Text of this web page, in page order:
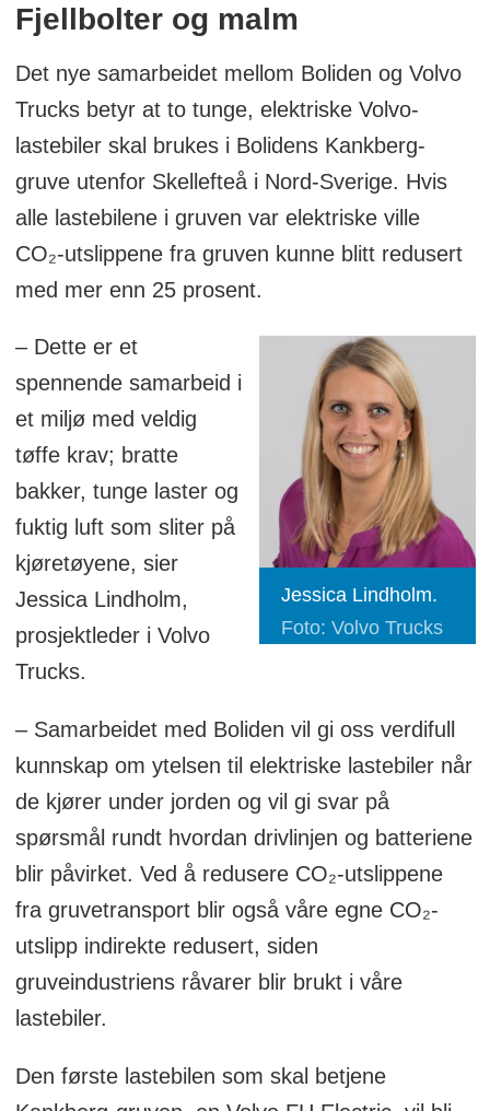
Fjellbolter og malm
Det nye samarbeidet mellom Boliden og Volvo
Trucks betyr at to tunge, elektriske Volvo-
lastebiler skal brukes i Bolidens Kankberg-
gruve utenfor Skellefteå i Nord-Sverige. Hvis
alle lastebilene i gruven var elektriske ville
CO₂-utslippene fra gruven kunne blitt redusert
med mer enn 25 prosent.
Jessica Lindholm.
Foto: Volvo Trucks
– Dette er et
spennende samarbeid i
et miljø med veldig
tøffe krav; bratte
bakker, tunge laster og
fuktig luft som sliter på
kjøretøyene, sier
Jessica Lindholm,
prosjektleder i Volvo
Trucks.
– Samarbeidet med Boliden vil gi oss verdifull
kunnskap om ytelsen til elektriske lastebiler når
de kjører under jorden og vil gi svar på
spørsmål rundt hvordan drivlinjen og batteriene
blir påvirket. Ved å redusere CO₂-utslippene
fra gruvetransport blir også våre egne CO₂-
utslipp indirekte redusert, siden
gruveindustriens råvarer blir brukt i våre
lastebiler.
Den første lastebilen som skal betjene